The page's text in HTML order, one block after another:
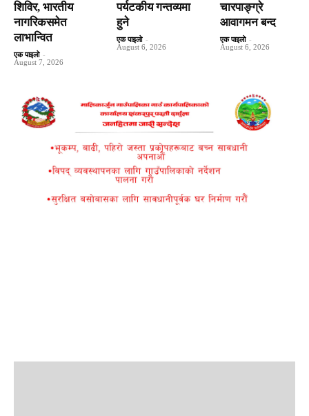
शिविर, भारतीय
नागरिकसमेत
लाभान्वित
एक पाइलो -
August 7, 2026
पर्यटकीय गन्तव्यमा
हुने
एक पाइलो -
August 6, 2026
चारपाङ्ग्रे
आवागमन बन्द
एक पाइलो -
August 6, 2026